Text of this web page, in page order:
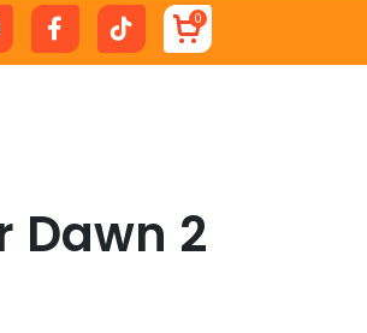
0
Dawn 2